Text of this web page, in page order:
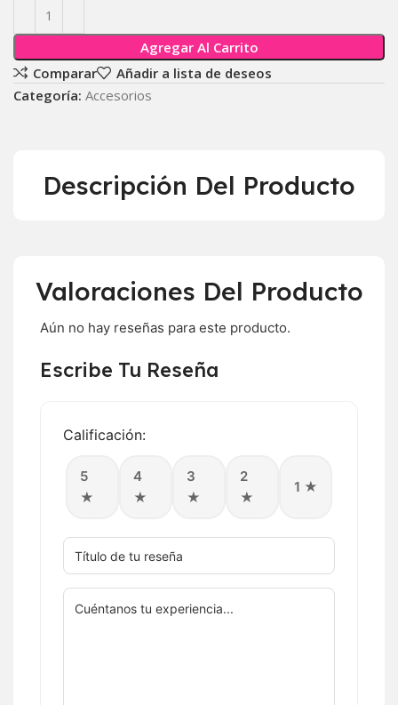
Agregar Al Carrito
Comparar
Añadir a lista de deseos
Categoría: Accesorios
Descripción Del Producto
Valoraciones Del Producto
Aún no hay reseñas para este producto.
Escribe Tu Reseña
Calificación:
5
★
4
★
3
★
2
★
1 ★